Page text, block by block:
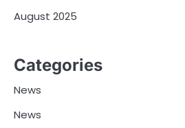
August 2025
Categories
News
News